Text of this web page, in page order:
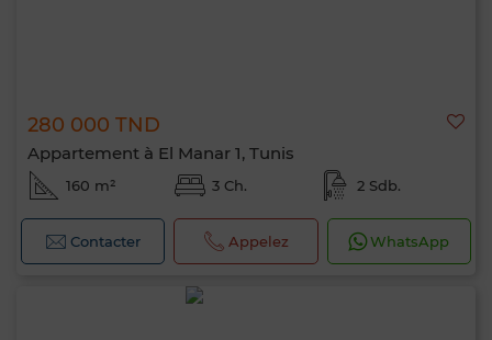
280 000 TND
Appartement à El Manar 1, Tunis
160 m² 3 Ch. 2 Sdb.
Contacter Appelez WhatsApp